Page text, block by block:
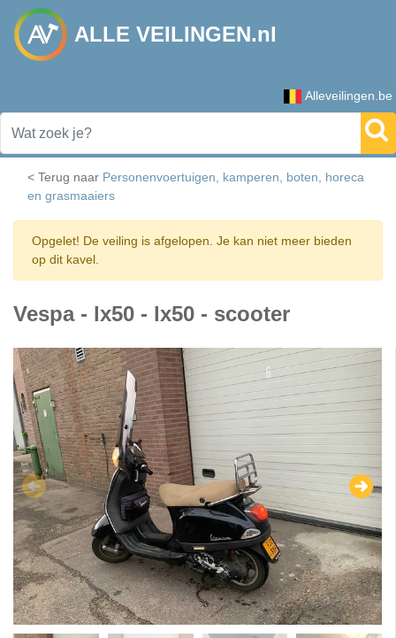
ALLE VEILINGEN.nl
Alleveilingen.be
< Terug naar Personenvoertuigen, kamperen, boten, horeca
en grasmaaiers
Opgelet! De veiling is afgelopen. Je kan niet meer bieden
op dit kavel.
Vespa - lx50 - lx50 - scooter